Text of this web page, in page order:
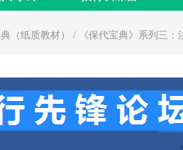
（纸质教材） / 《保代宝典》系列三：